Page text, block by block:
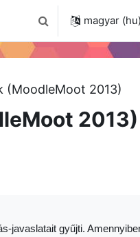
Keresési bemeneti
magyar ‎(hu)‎
(MoodleMoot 2013)
2013)
javaslatait gyűjti.